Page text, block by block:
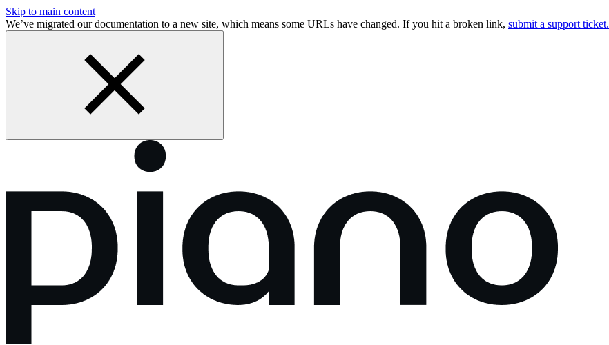
Skip to main content
We’ve migrated our documentation to a new site, which means some URLs have changed. If you hit a broken link, submit a support ticket.